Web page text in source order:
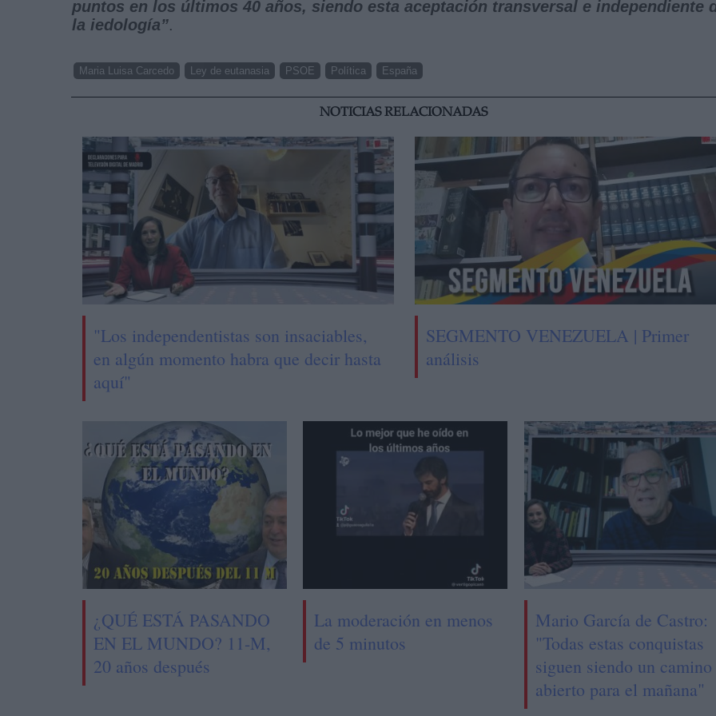
puntos en los últimos 40 años, siendo esta aceptación transversal e independiente
la iedología”.
Maria Luisa Carcedo Ley de eutanasia PSOE Política España
NOTICIAS RELACIONADAS
"Los independentistas son insaciables,
en algún momento habra que decir hasta
aquí"
SEGMENTO VENEZUELA | Primer
análisis
¿QUÉ ESTÁ PASANDO
EN EL MUNDO? 11-M,
20 años después
La moderación en menos
de 5 minutos
Mario García de Castro:
"Todas estas conquistas
siguen siendo un camino
abierto para el mañana"